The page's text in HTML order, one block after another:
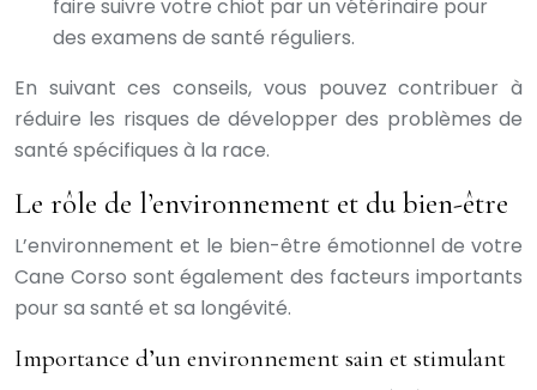
faire suivre votre chiot par un vétérinaire pour
des examens de santé réguliers.
En suivant ces conseils, vous pouvez contribuer à
réduire les risques de développer des problèmes de
santé spécifiques à la race.
Le rôle de l’environnement et du bien-être
L’environnement et le bien-être émotionnel de votre
Cane Corso sont également des facteurs importants
pour sa santé et sa longévité.
Importance d’un environnement sain et stimulant